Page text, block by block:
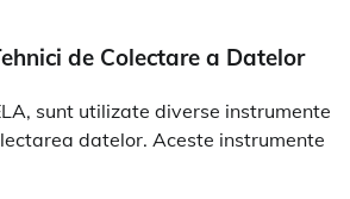
de Colectare a Datelor
sunt utilizate diverse instrumente
datelor. Aceste instrumente